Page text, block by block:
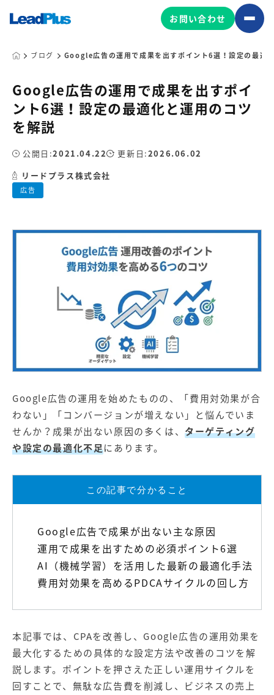
広告プロモーション
MA/CRM/SFA導入・運用
Web制作
マーケティングコンサルティング
コンテンツ制作
マーケティング基盤の製品
Leadplus One
マーケティングサービスの製品
【店舗型ビジネス向け】エリ
マーケティングサービス
【金融機関向け】マーケティ
ング
サービス
【IT企業向け】マーケティン
SNSアカウント運用代行サー
ビス（LINE）
【クリニック向け】新規集患
Web広告サービス
【歯科業界向け】新規集患
Web広告パッケージ
【塾・個別塾業界向け】新規
サイトアクセス増加パッケー
商圏ねらいうちパッケージ 求人パッケージ
WEBプラス
お問い合わせ
ブログ Google広告の運用で成果を出すポイント6選！設定の最適
Google広告の運用で成果を出すポイ
ント6選！設定の最適化と運用のコツ
を解説
広告
公開日:2021.04.22 更新日:2026.06.02
リードプラス株式会社
Google広告の運用を始めたものの、「費用対効果が合
わない」「コンバージョンが増えない」と悩んでいま
せんか？成果が出ない原因の多くは、ターゲティング
や設定の最適化不足にあります。
この記事で分かること
Google広告で成果が出ない主な原因
運用で成果を出すための必須ポイント6選
AI（機械学習）を活用した最新の最適化手法
費用対効果を高めるPDCAサイクルの回し方
本記事では、CPAを改善し、Google広告の運用効果を
最大化するための具体的な設定方法や改善のコツを解
説します。ポイントを押さえた正しい運用サイクルを
回すことで、無駄な広告費を削減し、ビジネスの売上